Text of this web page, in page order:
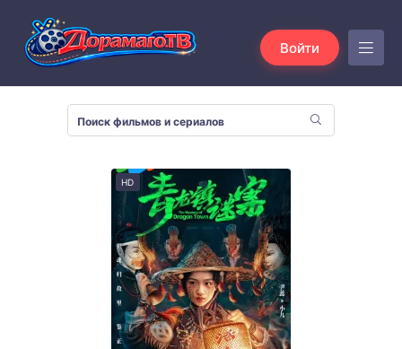
Войти
HD